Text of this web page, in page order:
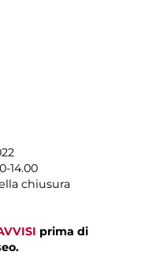
14.00
chiusura
prima di